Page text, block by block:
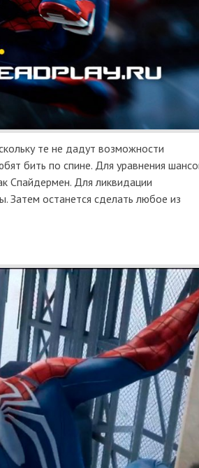
те не дадут возможности
бить по спине. Для уравнения
Спайдермен. Для ликвидации
Затем останется сделать любое из